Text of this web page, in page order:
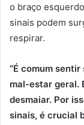
o braço
sinais podem
respirar.
“É comum
mal-estar geral.
desmaiar. Por
sinais, é crucial